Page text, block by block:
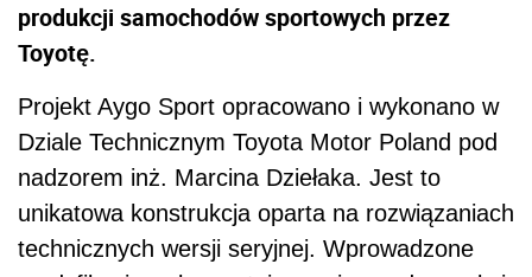
produkcji samochodów sportowych przez
Toyotę.
Projekt Aygo Sport opracowano i wykonano w
Dziale Technicznym Toyota Motor Poland pod
nadzorem inż. Marcina Dziełaka. Jest to
unikatowa konstrukcja oparta na rozwiązaniach
technicznych wersji seryjnej. Wprowadzone